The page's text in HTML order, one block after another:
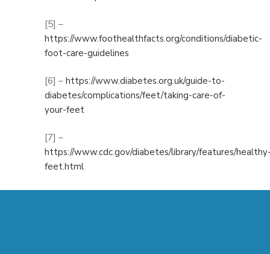
[5] –
https://www.foothealthfacts.org/conditions/diabetic-
foot-care-guidelines
[6] – https://www.diabetes.org.uk/guide-to-
diabetes/complications/feet/taking-care-of-
your-feet
[7] –
https://www.cdc.gov/diabetes/library/features/
feet.html